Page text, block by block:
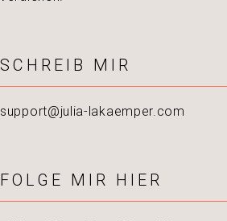
SCHREIB MIR
support@julia-lakaemper.com
FOLGE MIR HIER